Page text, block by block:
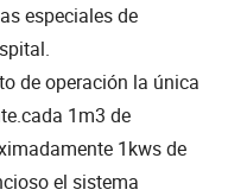
especiales de
de operación la única
1m3 de
1kws de
el sistema